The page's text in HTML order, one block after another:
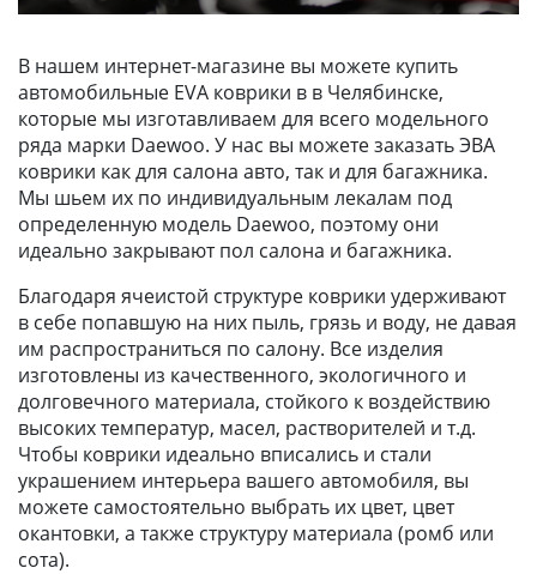
В нашем интернет-магазине вы можете купить
автомобильные EVA коврики в в Челябинске,
которые мы изготавливаем для всего модельного
ряда марки Daewoo. У нас вы можете заказать ЭВА
коврики как для салона авто, так и для багажника.
Мы шьем их по индивидуальным лекалам под
определенную модель Daewoo, поэтому они
идеально закрывают пол салона и багажника.
Благодаря ячеистой структуре коврики удерживают
в себе попавшую на них пыль, грязь и воду, не давая
им распространиться по салону. Все изделия
изготовлены из качественного, экологичного и
долговечного материала, стойкого к воздействию
высоких температур, масел, растворителей и т.д.
Чтобы коврики идеально вписались и стали
украшением интерьера вашего автомобиля, вы
можете самостоятельно выбрать их цвет, цвет
окантовки, а также структуру материала (ромб или
сота).